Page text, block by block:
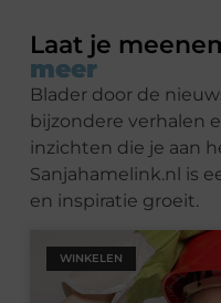
Laat je
meer
Blader door de
bijzondere verhalen
inzichten die je aan
Sanjahamelink.nl is
en inspiratie groeit.
WINKELEN